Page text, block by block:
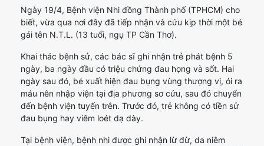
Ngày 19/4, Bệnh viện Nhi đồng Thành phố (TPHCM) cho
biết, vừa qua nơi đây đã tiếp nhận và cứu kịp thời một bé
gái tên N.T.L. (13 tuổi, ngụ TP Cần Thơ).
Khai thác bệnh sử, các bác sĩ ghi nhận trẻ phát bệnh 5
ngày, ba ngày đầu có triệu chứng đau họng và sốt. Hai
ngày sau đó, bé xuất hiện đau bụng vùng thượng vị, ói ra
máu nên nhập viện tại địa phương sơ cứu, sau đó chuyển
đến bệnh viện tuyến trên. Trước đó, trẻ không có tiền sử
đau bụng hay viêm loét dạ dày.
Tại bệnh viện, bệnh nhi được ghi nhận lừ đừ, da niêm